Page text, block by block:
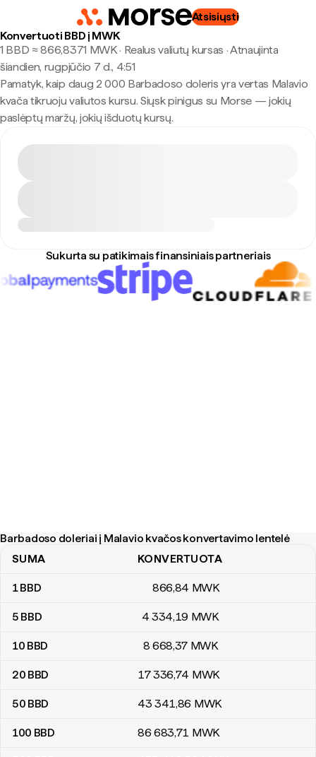
Atsisiųsti
Konvertuoti BBD į MWK
1 BBD ≈ 866,8371 MWK · Realus valiutų kursas ·Atnaujinta
šiandien, rugpjūčio 7 d., 4:51
Pamatyk, kaip daug 2 000 Barbadoso doleris yra vertas Malavio
kvača tikruoju valiutos kursu. Siųsk pinigus su Morse — jokių
paslėptų maržų, jokių išduotų kursų.
Sukurta su patikimais finansiniais partneriais
Barbadoso doleriai į Malavio kvačos konvertavimo lentelė
Barbadoso doleriai į Malavio kvačos konvertavimo lentelė
SUMA KONVERTUOTA
1BBD 866,84 MWK
5 BBD 4 334,19 MWK
10 BBD 8 668,37 MWK
20 BBD 17 336,74 MWK
50 BBD 43 341,86 MWK
100 BBD 86 683,71 MWK